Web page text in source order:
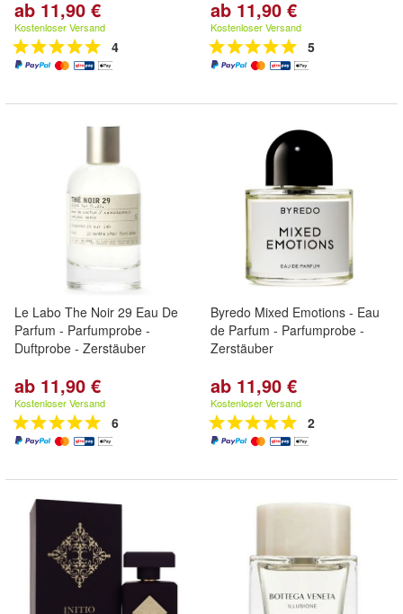
ab 11,90 €
Kostenloser Versand
4
ab 11,90 €
Kostenloser Versand
5
Le Labo The Noir 29 Eau De
Parfum - Parfumprobe -
Duftprobe - Zerstäuber
ab 11,90 €
Kostenloser Versand
6
Byredo Mixed Emotions - Eau
de Parfum - Parfumprobe -
Zerstäuber
ab 11,90 €
Kostenloser Versand
2